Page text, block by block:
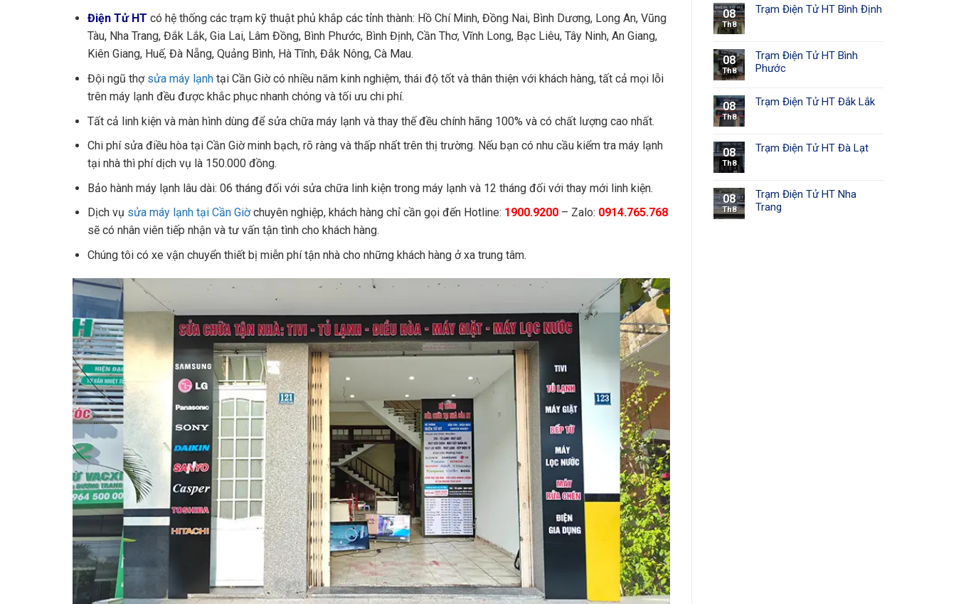
Điện Tử HT có hệ thống các trạm kỹ thuật phủ khắp các tỉnh thành: Hồ Chí Minh, Đồng Nai, Bình Dương, Long An, Vũng
Tàu, Nha Trang, Đắk Lắk, Gia Lai, Lâm Đồng, Bình Phước, Bình Định, Cần Thơ, Vĩnh Long, Bạc Liêu, Tây Ninh, An Giang,
Kiên Giang, Huế, Đà Nẵng, Quảng Bình, Hà Tĩnh, Đắk Nông, Cà Mau.
Đội ngũ thợ sửa máy lạnhtại Cần Giờ có nhiều năm kinh nghiệm, thái độ tốt và thân thiện với khách hàng, tất cả mọi lỗi
trên máy lạnh đều được khắc phục nhanh chóng và tối ưu chi phí.
Tất cả linh kiện và màn hình dùng để sửa chữa máy lạnh và thay thế đều chính hãng 100% và có chất lượng cao nhất.
Chi phí sửa điều hòa tại Cần Giờ minh bạch, rõ ràng và thấp nhất trên thị trường. Nếu bạn có nhu cầu kiểm tra máy lạnh
tại nhà thì phí dịch vụ là 150.000 đồng.
Bảo hành máy lạnh lâu dài: 06 tháng đối với sửa chữa linh kiện trong máy lạnh và 12 tháng đối với thay mới linh kiện.
Dịch vụ sửa máy lạnh tại Cần Giờchuyên nghiệp, khách hàng chỉ cần gọi đến Hotline: 1900.9200– Zalo: 0914.765.768
sẽ có nhân viên tiếp nhận và tư vấn tận tình cho khách hàng.
Chúng tôi có xe vận chuyển thiết bị miễn phí tận nhà cho những khách hàng ở xa trung tâm.
08
Th8
Trạm Điện Tử HT Bình Định
08
Th8
Trạm Điện Tử HT Bình
Phước
08
Th8
Trạm Điện Tử HT Đắk Lắk
08
Th8
Trạm Điện Tử HT Đà Lạt
08
Th8
Trạm Điện Tử HT Nha
Trang